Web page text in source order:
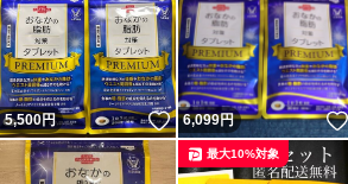
5,500円 いいね！
6,099円
最大10%対象